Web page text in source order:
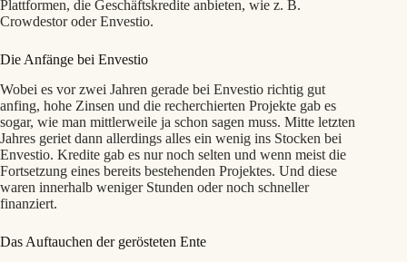
Plattformen, die Geschäftskredite anbieten, wie z. B.
Crowdestor oder Envestio.
Die Anfänge bei Envestio
Wobei es vor zwei Jahren gerade bei Envestio richtig gut
anfing, hohe Zinsen und die recherchierten Projekte gab es
sogar, wie man mittlerweile ja schon sagen muss. Mitte letzten
Jahres geriet dann allerdings alles ein wenig ins Stocken bei
Envestio. Kredite gab es nur noch selten und wenn meist die
Fortsetzung eines bereits bestehenden Projektes. Und diese
waren innerhalb weniger Stunden oder noch schneller
finanziert.
Das Auftauchen der gerösteten Ente